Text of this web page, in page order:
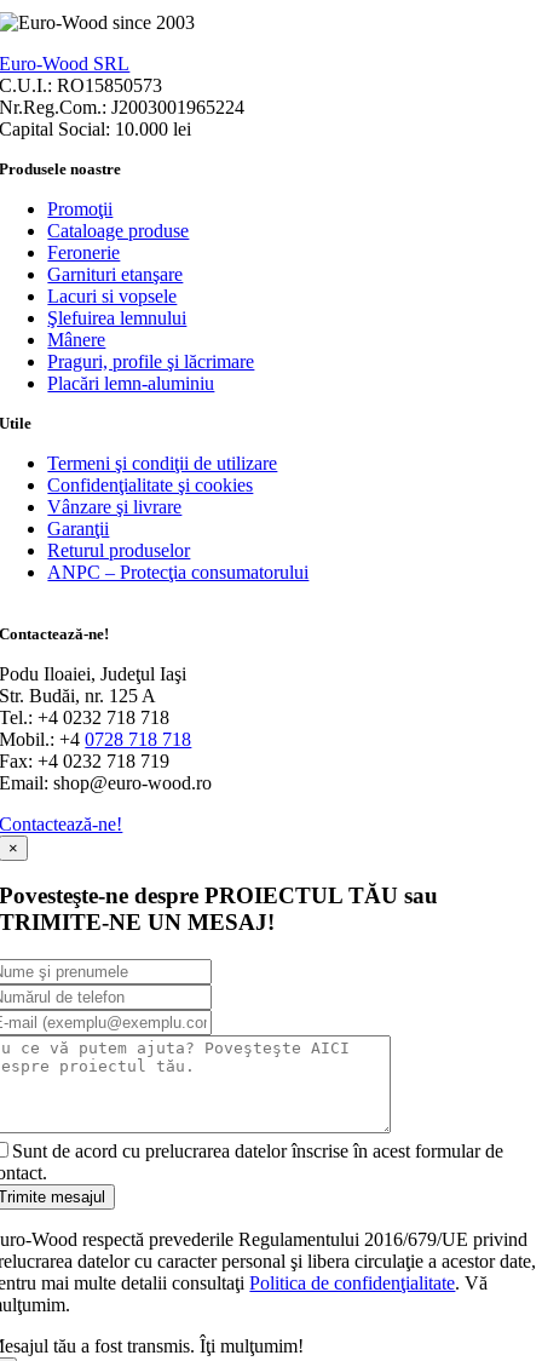
Euro-Wood SRL
C.U.I.: RO15850573
Nr.Reg.Com.: J2003001965224
Capital Social: 10.000 lei
Produsele noastre
Promoţii
Cataloage produse
Feronerie
Garnituri etanşare
Lacuri si vopsele
Şlefuirea lemnului
Mânere
Praguri, profile şi lăcrimare
Placări lemn-aluminiu
Utile
Termeni şi condiţii de utilizare
Confidenţialitate şi cookies
Vânzare şi livrare
Garanţii
Returul produselor
ANPC – Protecţia consumatorului
Contactează-ne!
Podu Iloaiei, Judeţul Iaşi
Str. Budăi, nr. 125 A
Tel.: +4 0232 718 718
Mobil.: +40728 718 718
Fax: +4 0232 718 719
Email: shop@euro-wood.ro
Contactează-ne!
×
Povesteşte-ne despre PROIECTUL TĂU sau
TRIMITE-NE UN MESAJ!
Sunt de acord cu prelucrarea datelor înscrise în acest formular de
mesajul
Wood respectă prevederile Regulamentului 2016/679/UE privind
datelor cu caracter personal şi libera circulaţie a acestor date,
mai multe detalii consultaţiPolitica de confidenţialitate. Vă
tău a fost transmis. Îţi mulţumim!